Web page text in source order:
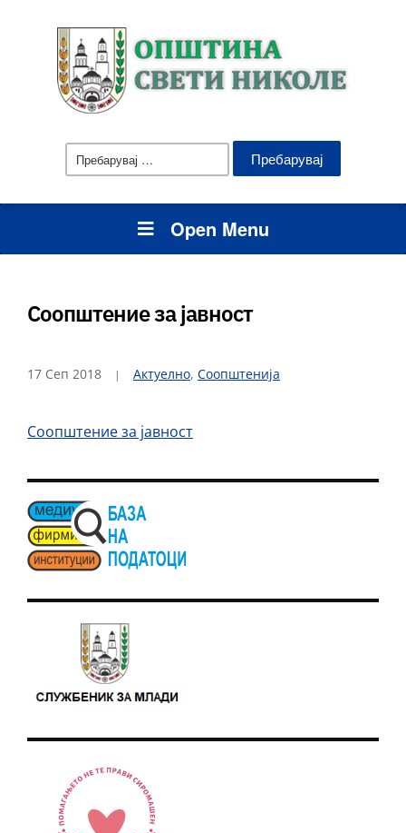
Пребарувај
за:
Open Menu
Соопштение за јавност
17 Сеп 2018 Актуелно, Соопштенија
Соопштение за јавност